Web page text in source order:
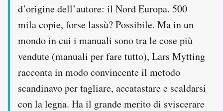
d’origine dell’autore: il Nord Europa. 500
mila copie, forse lassù? Possibile. Ma in un
mondo in cui i manuali sono tra le cose più
vendute (manuali per fare tutto), Lars Mytting
racconta in modo convincente il metodo
scandinavo per tagliare, accatastare e scaldarsi
con la legna. Ha il grande merito di sviscerare